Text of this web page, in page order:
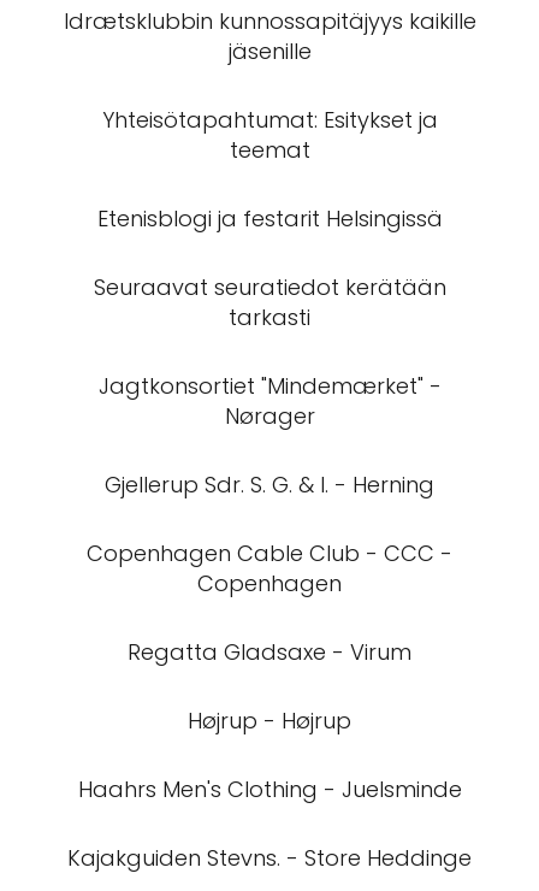
Idrætsklubbin kunnossapitäjyys kaikille
jäsenille
Yhteisötapahtumat: Esitykset ja
teemat
Etenisblogi ja festarit Helsingissä
Seuraavat seuratiedot kerätään
tarkasti
Jagtkonsortiet "Mindemærket" -
Nørager
Gjellerup Sdr. S. G. & I. - Herning
Copenhagen Cable Club - CCC -
Copenhagen
Regatta Gladsaxe - Virum
Højrup - Højrup
Haahrs Men's Clothing - Juelsminde
Kajakguiden Stevns. - Store Heddinge